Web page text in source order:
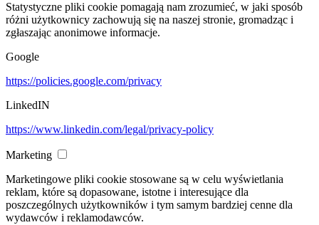
Statystyczne pliki cookie pomagają nam zrozumieć, w jaki sposób
różni użytkownicy zachowują się na naszej stronie, gromadząc i
zgłaszając anonimowe informacje.
Google
https://policies.google.com/privacy
LinkedIN
https://www.linkedin.com/legal/privacy-policy
Marketing
Marketingowe pliki cookie stosowane są w celu wyświetlania
reklam, które są dopasowane, istotne i interesujące dla
poszczególnych użytkowników i tym samym bardziej cenne dla
wydawców i reklamodawców.